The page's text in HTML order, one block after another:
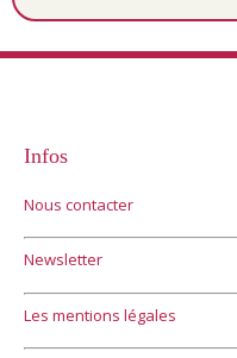
Infos
Nous contacter
Newsletter
Les mentions légales